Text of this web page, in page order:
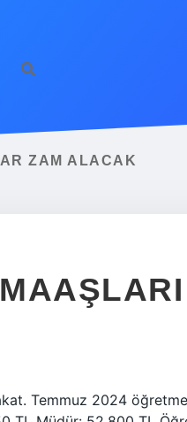
ZAM ALACAK
Temmuz 2024